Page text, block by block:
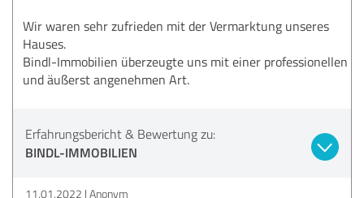
Wir waren sehr zufrieden mit der Vermarktung unseres
Hauses.
Bindl-Immobilien überzeugte uns mit einer professionellen
und äußerst angenehmen Art.
Erfahrungsbericht & Bewertung zu:
BINDL-IMMOBILIEN
11.01.2022 Anonym